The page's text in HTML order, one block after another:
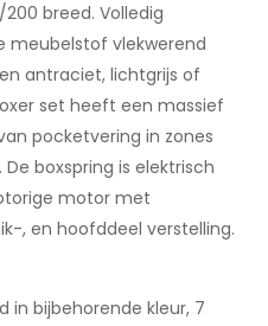
breed. Volledig
meubelstof vlekwerend
antraciet, lichtgrijs of
set heeft een massief
pocketvering in zones
boxspring is elektrisch
motor met
, en hoofddeel verstelling.
in bijbehorende kleur, 7